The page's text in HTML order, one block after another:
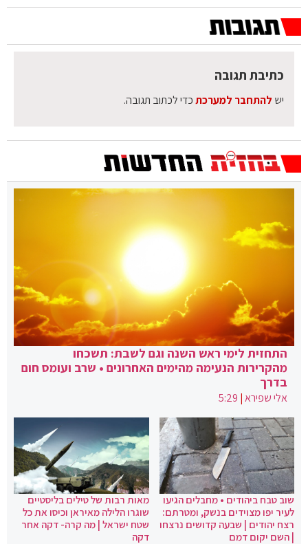
כתיבת תגובה
יש להתחבר למערכתכדי לכתוב תגובה.
התחזית לימי ראש השנה וגם לשבת: תשכחו
מהקרירות הנעימה מהימים האחרונים • שרב ועומס חום
בדרך
אלי שפירא|
5:29
שוב טבח ביהודים • מחבלים הגיעו
לעיר יפו מצוידים בנשק, ומטרתם:
רצח יהודים | שבעה קדושים נרצחו
| השם יקום דמם
מאות רבות של טילים בליסטיים
שוגרו הלילה מאיראן וכיסו את כל
שטח ישראל | מה קרה- דקה אחר
דקה